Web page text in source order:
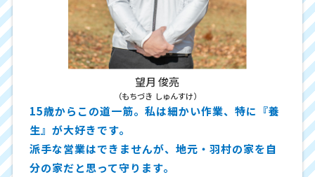
望月 俊亮
（もちづき しゅんすけ）
15歳からこの道一筋。私は細かい作業、特に『養
生』が大好きです。
派手な営業はできませんが、地元・羽村の家を自
分の家だと思って守ります。